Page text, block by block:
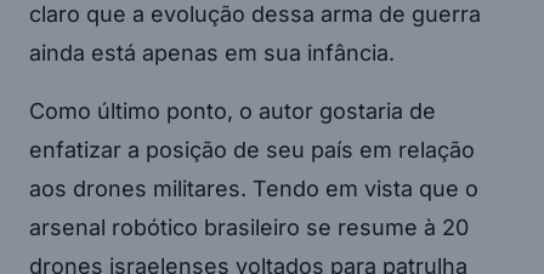
claro que a evolução dessa arma de guerra
ainda está apenas em sua infância.
Como último ponto, o autor gostaria de
enfatizar a posição de seu país em relação
aos drones militares. Tendo em vista que o
arsenal robótico brasileiro se resume à 20
drones israelenses voltados para patrulha